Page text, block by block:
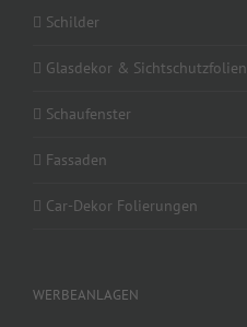
Schilder
Glasdekor & Sichtschutzfolien
Schaufenster
Fassaden
Car-Dekor Folierungen
WERBEANLAGEN